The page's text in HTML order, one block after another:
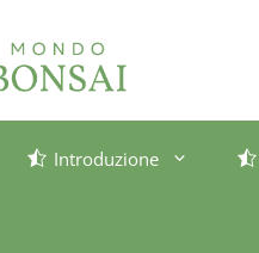
Introduzione